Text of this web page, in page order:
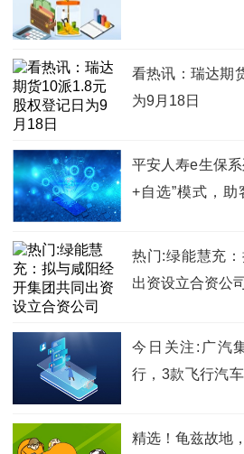
看热讯：瑞达期
为9月18日
平安人寿e生保
+自选”模式，
热门:绿能慧充
出资设立合资公司
今日关注:广汽
行，3款飞行汽
精选！龟兹故地